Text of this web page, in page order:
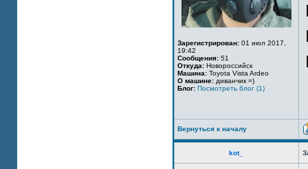
Зарегистрирован: 01 июл 2017,
19:42
Сообщения: 51
Откуда: Новороссийск
Машина: Toyota Vista Ardeo
О машине: диванчик =)
Блог: Посмотреть блог (1)
Вернуться к началу
kot_